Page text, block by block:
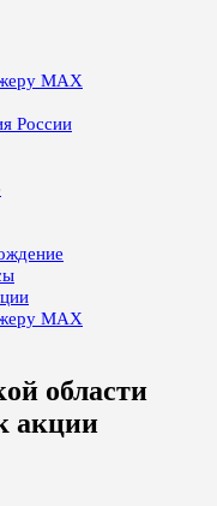
MAX
России
MAX
области
акции